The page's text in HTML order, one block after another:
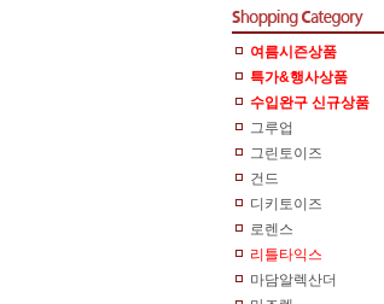
여름시즌상품
특가&행사상품
수입완구 신규상품
그루업
그린토이즈
건드
디키토이즈
로렌스
리틀타익스
마담알렉산더